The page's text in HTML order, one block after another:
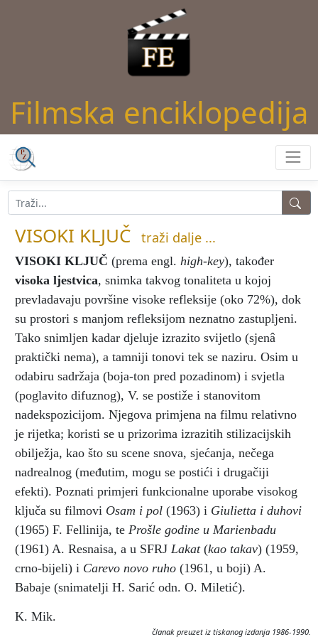
Filmska enciklopedija
VISOKI KLJUČ traži dalje ...
VISOKI KLJUČ (prema engl. high-key), također
visoka ljestvica, snimka takvog tonaliteta u kojoj
prevladavaju površine visoke refleksije (oko 72%), dok
su prostori s manjom refleksijom neznatno zastupljeni.
Tako snimljen kadar djeluje izrazito svijetlo (sjenâ
praktički nema), a tamniji tonovi tek se naziru. Osim u
odabiru sadržaja (boja-ton pred pozadinom) i svjetla
(poglavito difuznog), V. se postiže i stanovitom
nadekspozicijom. Njegova primjena na filmu relativno
je rijetka; koristi se u prizorima izrazitih stilizacijskih
obilježja, kao što su scene snova, sjećanja, nečega
nadrealnog (međutim, mogu se postići i drugačiji
efekti). Poznati primjeri funkcionalne uporabe visokog
ključa su filmovi Osam i pol (1963) i Giulietta i duhovi
(1965) F. Fellinija, te Prošle godine u Marienbadu
(1961) A. Resnaisa, a u SFRJ Lakat(kao takav) (1959,
crno-bijeli) i Carevo novo ruho (1961, u boji) A.
Babaje (snimatelji H. Sarić odn. O. Miletić).
K. Mik.
članak preuzet iz tiskanog izdanja 1986-1990.